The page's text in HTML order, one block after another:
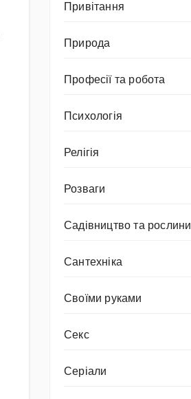
Привітання
Природа
Професії та робота
Психологія
Релігія
Розваги
Садівництво та рослини
Сантехніка
Своїми руками
Секс
Серіали